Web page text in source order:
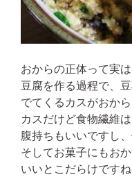
おからの正体って実
豆腐を作る過程で、
でてくるカスがおか
カスだけど食物繊維
腹持ちもいいですし
そしてお菓子にもお
いいとこだらけです